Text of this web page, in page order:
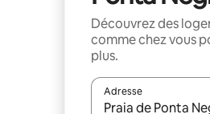
Découvrez des
comme chez vous
plus.
Adresse
Lorsque les